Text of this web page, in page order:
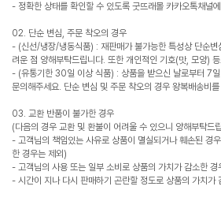
- 정확한 상태를 확인할 수 있도록 굿뜨래몰 카카오톡채널
02. 단순 변심, 주문 착오의 경우
- (신선/냉장/냉동식품) : 재판매가 불가능한 특성상 단순변
려운 점 양해부탁드립니다. 또한 개인적인 기호(맛, 모양)
- (유통기한 30일 이상 식품) : 상품을 받으신 날로부터 7
문의해주세요. 단순 변심 및 주문 착오의 경우 왕복배송비
03. 교환 반품이 불가한 경우
(다음의 경우 교환 및 환불이 어려울 수 있으니 양해부탁드
- 고객님의 책임있는 사유로 상품이 멸실되거나 훼손된 경
한 경우는 제외)
- 고객님의 사용 또는 일부 소비로 상품의 가치가 감소한 경
- 시간이 지나 다시 판매하기 곤란할 정도로 상품의 가치가